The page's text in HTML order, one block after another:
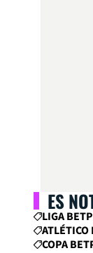
ES
LIGA
COPA